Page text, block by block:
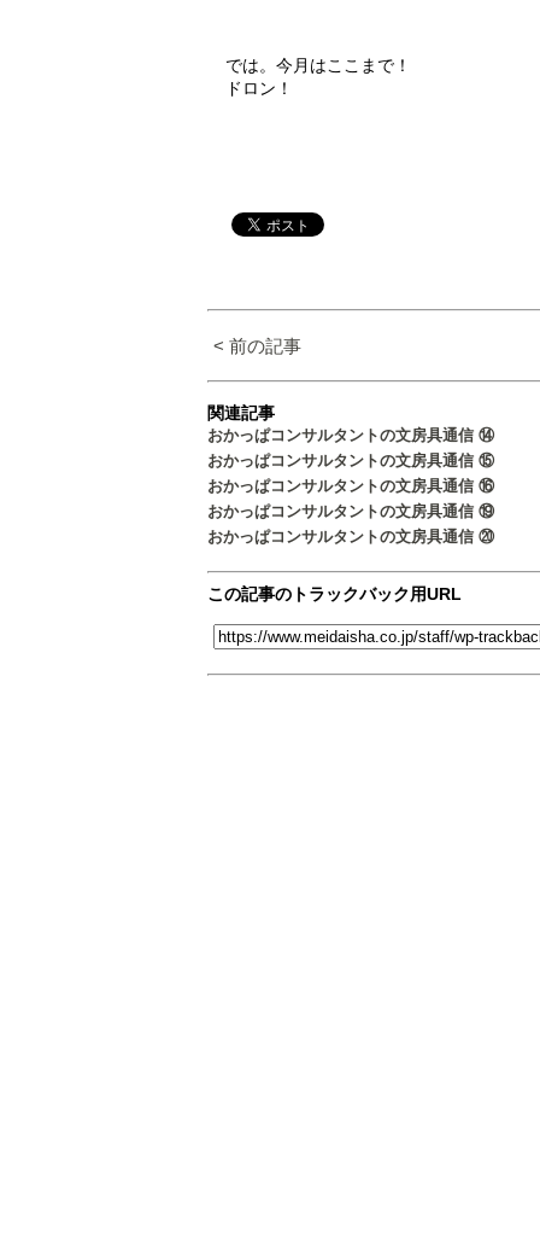
では。今月はここまで！
ドロン！
< 前の記事
関連記事
おかっぱコンサルタントの文房具通信 ⑭
おかっぱコンサルタントの文房具通信 ⑮
おかっぱコンサルタントの文房具通信 ⑯
おかっぱコンサルタントの文房具通信 ⑲
おかっぱコンサルタントの文房具通信 ⑳
この記事のトラックバック用URL